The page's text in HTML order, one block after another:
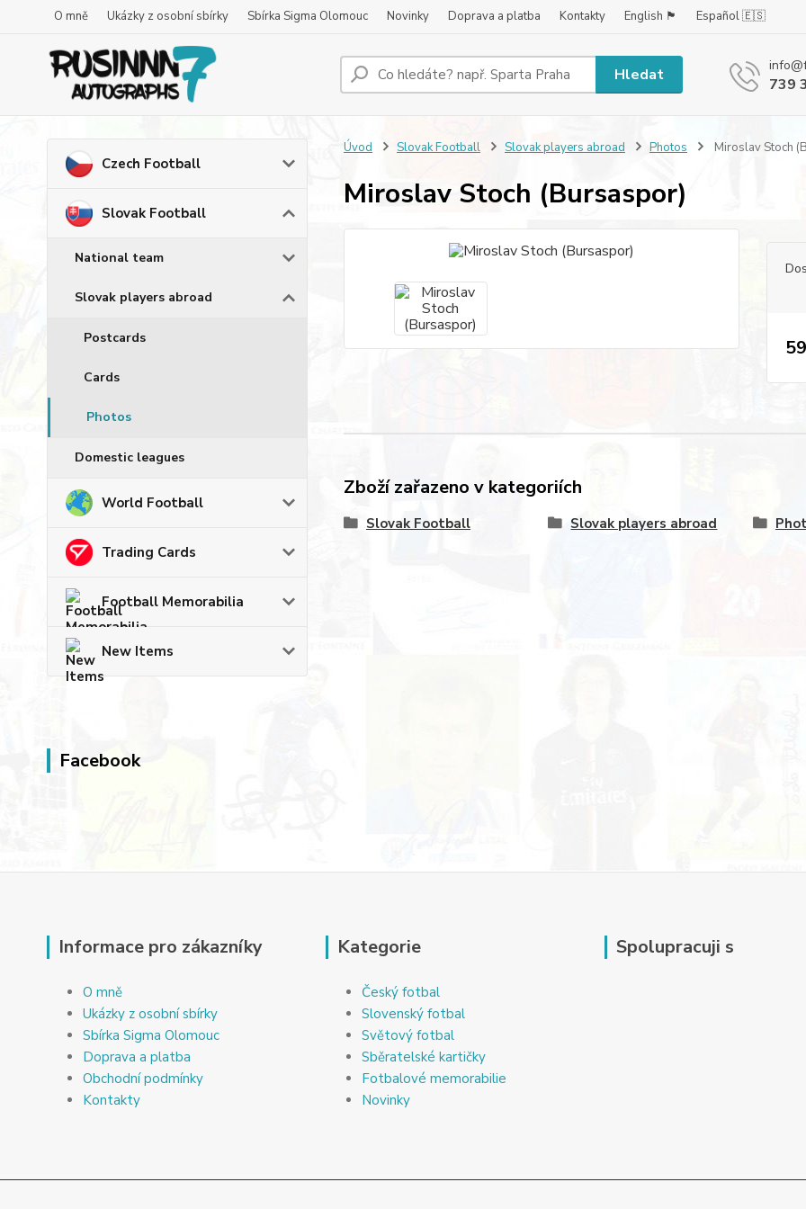
O mně Ukázky z osobní sbírky Sbírka Sigma Olomouc Novinky Doprava a platba Kontakty English 🏴󠁧󠁢󠁥󠁮󠁧󠁿 Español 🇪🇸
Hledat
739
Czech Football
Slovak Football
National team
Slovak players abroad
Postcards
Cards
Photos
Domestic leagues
World Football
Trading Cards
Football Memorabilia
New Items
Facebook
Úvod Slovak Football Slovak players abroad Photos Miroslav Stoch
Miroslav Stoch (Bursaspor)
Zboží zařazeno v kategoriích
Slovak Football Slovak players abroad
Informace pro zákazníky
O mně
Ukázky z osobní sbírky
Sbírka Sigma Olomouc
Doprava a platba
Obchodní podmínky
Kontakty
Kategorie
Český fotbal
Slovenský fotbal
Světový fotbal
Sběratelské kartičky
Fotbalové memorabilie
Novinky
Spolupracuji s